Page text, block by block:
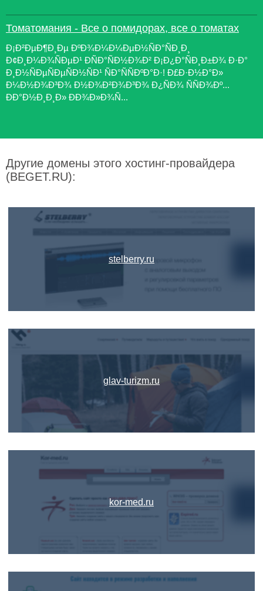
Томатомания - Все о помидорах, все о томатах
Ð¡Ð²ÐµÐ¶Ð¸Ðµ ÐºÐ¾Ð¼Ð¼ÐµÐ½ÑÐ°ÑÐ¸Ð¸
Ð¢Ð¸Ð¼Ð¾ÑÐµÐ¹ ÐÑÐ°ÑÐ½Ð¾Ð² Ð¡Ð¿Ð°ÑÐ¸Ð±Ð¾ Ð·Ð°
Ð¸Ð½ÑÐµÑÐµÑÐ½ÑÐ¹ ÑÐ°ÑÑÐºÐ°Ð·! Ð£Ð·Ð½Ð°Ð»
Ð¼Ð½Ð¾Ð³Ð¾ Ð½Ð¾Ð²Ð¾Ð³Ð¾ Ð¿ÑÐ¾ ÑÑÐ¾Ðº...
ÐÐ°Ð½Ð¸Ð¸Ð» ÐÐ¾Ð»Ð¾Ñ...
Другие домены этого хостинг-провайдера
(BEGET.RU):
stelberry.ru
glav-turizm.ru
kor-med.ru